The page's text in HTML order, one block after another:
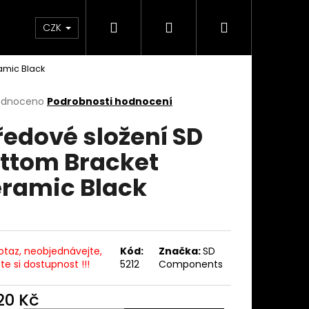
Custom stavba kola na zakázku
CZK Hledat PřihlášeníNákupní
Black
Podrobnosti hodnocení
složení SD
Bracket
Black
neobjednávejte,
si dostupnost !!!
Kód:
5212
Značka:SD
Components
Kč